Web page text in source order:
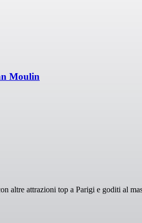
Moulin
altre attrazioni top a Parigi e goditi al